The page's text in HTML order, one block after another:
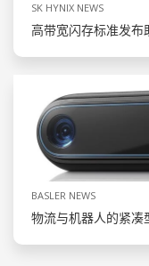
SK HYNIX NEWS
高带宽闪存标准发布
BASLER NEWS
物流与机器人的紧凑